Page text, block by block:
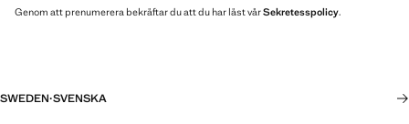
Genom att prenumerera bekräftar du att du har läst vårSekretesspolicy.
SWEDEN·SVENSKA